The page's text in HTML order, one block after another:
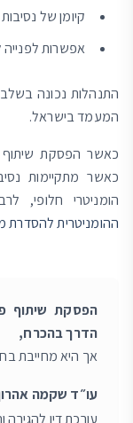
קיומן של
אפשרות
התנהלות נכונה
המעמד בישראל.
כאשר הפסקת שיתוף
כאשר מתקיימות
הומניטרי חלופי,
ההומניטרית להסדרת
הפסקת שיתוף
הדרך בהכרח,
אך היא מחייבת
עו״ד שקמה
עורכת דין